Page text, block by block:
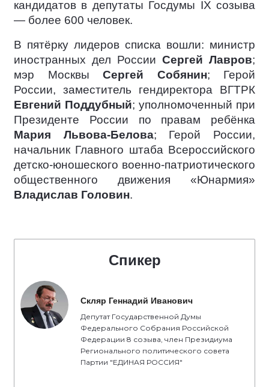
кандидатов в депутаты Госдумы IX созыва
— более 600 человек.
В пятёрку лидеров списка вошли: министр
иностранных дел России Сергей Лавров;
мэр Москвы Сергей Собянин; Герой
России, заместитель гендиректора ВГТРК
Евгений Поддубный; уполномоченный при
Президенте России по правам ребёнка
Мария Львова-Белова; Герой России,
начальник Главного штаба Всероссийского
детско-юношеского военно-патриотического
общественного движения «Юнармия»
Владислав Головин.
Спикер
Скляр Геннадий Иванович
Депутат Государственной Думы
Федерального Собрания Российской
Федерации 8 созыва, член Президиума
Регионального политического совета
Партии "ЕДИНАЯ РОССИЯ"